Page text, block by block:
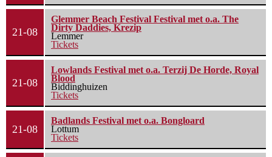
21-08
Glemmer Beach Festival Festival met o.a. The
Dirty Daddies, Krezip
Lemmer
Tickets
21-08
Lowlands Festival met o.a. Terzij De Horde, Royal
Blood
Biddinghuizen
Tickets
21-08
Badlands Festival met o.a. Bongloard
Lottum
Tickets